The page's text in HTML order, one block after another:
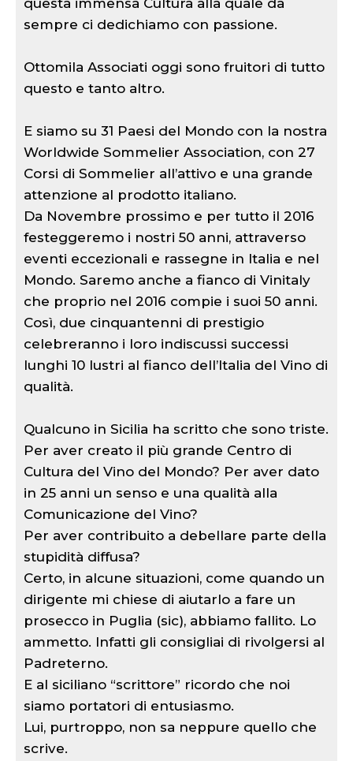
questa immensa Cultura alla quale da
sempre ci dedichiamo con passione.
Ottomila Associati oggi sono fruitori di tutto
questo e tanto altro.
E siamo su 31 Paesi del Mondo con la nostra
Worldwide Sommelier Association, con 27
Corsi di Sommelier all’attivo e una grande
attenzione al prodotto italiano.
Da Novembre prossimo e per tutto il 2016
festeggeremo i nostri 50 anni, attraverso
eventi eccezionali e rassegne in Italia e nel
Mondo. Saremo anche a fianco di Vinitaly
che proprio nel 2016 compie i suoi 50 anni.
Così, due cinquantenni di prestigio
celebreranno i loro indiscussi successi
lunghi 10 lustri al fianco dell’Italia del Vino di
qualità.
Qualcuno in Sicilia ha scritto che sono triste.
Per aver creato il più grande Centro di
Cultura del Vino del Mondo? Per aver dato
in 25 anni un senso e una qualità alla
Comunicazione del Vino?
Per aver contribuito a debellare parte della
stupidità diffusa?
Certo, in alcune situazioni, come quando un
dirigente mi chiese di aiutarlo a fare un
prosecco in Puglia (sic), abbiamo fallito. Lo
ammetto. Infatti gli consigliai di rivolgersi al
Padreterno.
E al siciliano “scrittore” ricordo che noi
siamo portatori di entusiasmo.
Lui, purtroppo, non sa neppure quello che
scrive.